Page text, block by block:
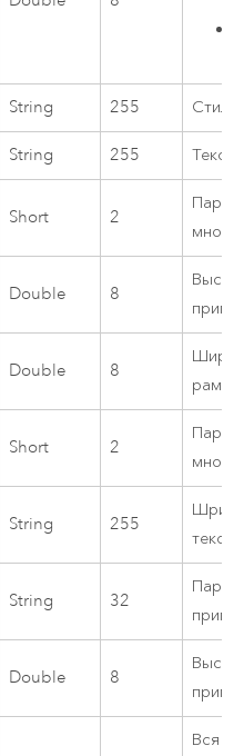
String 255 Стиль
String 255
Short 2
Double 8
Double 8
рамки
Short 2
String 255
текста
String 32
Double 8
Вся